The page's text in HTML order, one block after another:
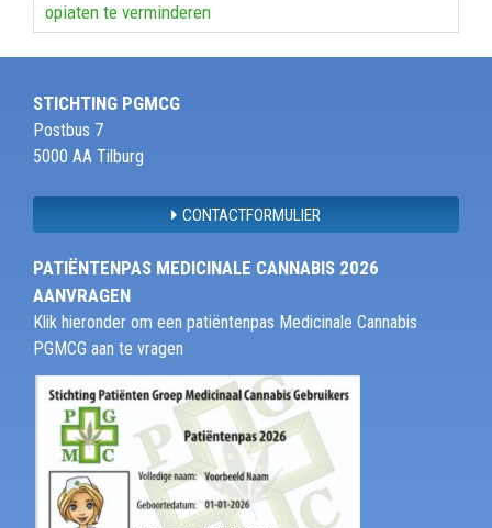
opiaten te verminderen
STICHTING PGMCG
Postbus 7
5000 AA Tilburg
CONTACTFORMULIER
PATIËNTENPAS MEDICINALE CANNABIS 2026
AANVRAGEN
Klik hieronder om een patiëntenpas Medicinale Cannabis
PGMCG aan te vragen